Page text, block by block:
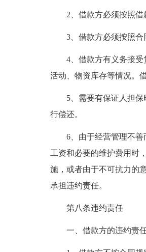
2、借款方必须按照
3、借款方必须按照合
4、借款方有义务接
活动、物资库存等情况。
5、需要有保证人担
行偿还。
6、由于经营管理不
工资和必要的维护费用时
施，或者由于不可抗力的
承担违约责任。
第八条违约责任
一、借款方的违约责